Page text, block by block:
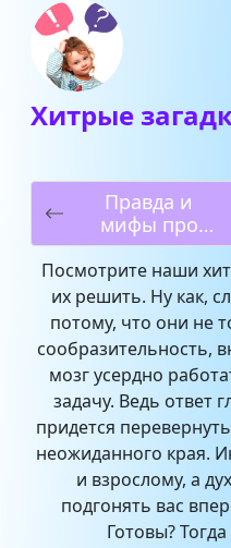
Хитрые
Правда и
мифы про
прививки от
ковида детям в
России
Посмотрите наши
их решить. Ну как,
потому, что они не
сообразительность,
мозг усердно
задачу. Ведь ответ
придется
неожиданного края.
и взрослому, а
подгонять вас
Готовы?